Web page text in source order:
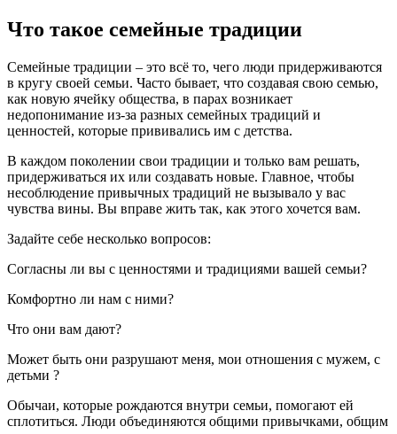
Что такое семейные традиции
Семейные традиции – это всё то, чего люди придерживаются
в кругу своей семьи. Часто бывает, что создавая свою семью,
как новую ячейку общества, в парах возникает
недопонимание из-за разных семейных традиций и
ценностей, которые прививались им с детства.
В каждом поколении свои традиции и только вам решать,
придерживаться их или создавать новые. Главное, чтобы
несоблюдение привычных традиций не вызывало у вас
чувства вины. Вы вправе жить так, как этого хочется вам.
Задайте себе несколько вопросов:
Согласны ли вы с ценностями и традициями вашей семьи?
Комфортно ли нам с ними?
Что они вам дают?
Может быть они разрушают меня, мои отношения с мужем, с
детьми ?
Обычаи, которые рождаются внутри семьи, помогают ей
сплотиться. Люди объединяются общими привычками, общим